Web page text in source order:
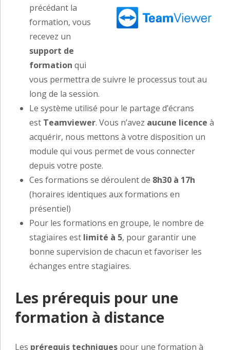
précédant la
formation, vous
recevez un
support de
formation qui
vous permettra de suivre le processus tout au
long de la session.
Le système utilisé pour le partage d’écrans
est Teamviewer. Vous n’avez aucune licence à
acquérir, nous mettons à votre disposition un
module qui vous permet de vous connecter
depuis votre poste.
Ces formations se déroulent de 8h30 à 17h
(horaires identiques aux formations en
présentiel)
Pour les formations en groupe, le nombre de
stagiaires est limité à 5, pour garantir une
bonne supervision de chacun et favoriser les
échanges entre stagiaires.
Les prérequis pour une
formation à distance
Les prérequis techniquespour une formation à